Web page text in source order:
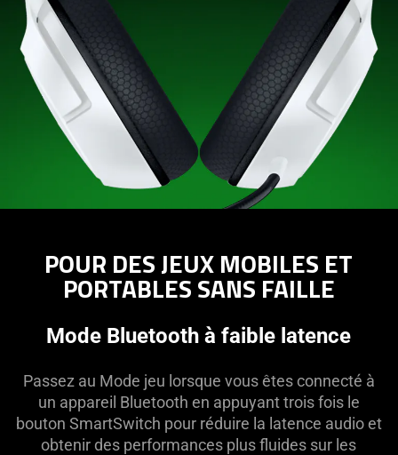
POUR DES JEUX MOBILES ET
PORTABLES SANS FAILLE
Mode Bluetooth à faible latence
Passez au Mode jeu lorsque vous êtes connecté à
un appareil Bluetooth en appuyant trois fois le
bouton SmartSwitch pour réduire la latence audio et
obtenir des performances plus fluides sur les